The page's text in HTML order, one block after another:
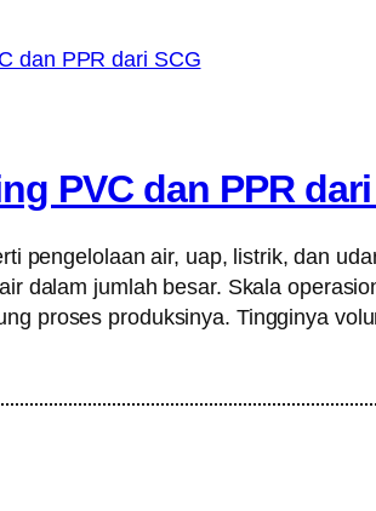
PVC dan PPR
pengelolaan air, uap, listrik, dan
dalam jumlah besar. Skala
proses produksinya. Tingginya